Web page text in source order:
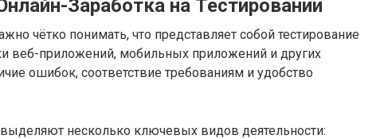
Заработка на Тестировании
чётко понимать, что представляет собой тестирование
веб-приложений, мобильных приложений и других
ошибок, соответствие требованиям и удобство
выделяют несколько ключевых видов деятельности: